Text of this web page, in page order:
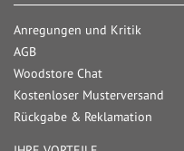
Anregungen und Kritik
AGB
Woodstore Chat
Kostenloser Musterversand
Rückgabe & Reklamation